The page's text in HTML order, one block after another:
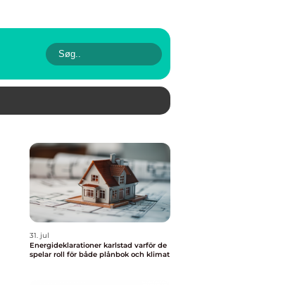
31. jul
Energideklarationer karlstad varför de
spelar roll för både plånbok och klimat